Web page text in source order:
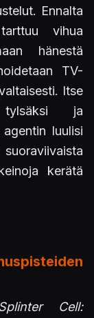
Ennalta
vihua
hänestä
TV-
Itse
ja
luulisi
kerätä
Cell: